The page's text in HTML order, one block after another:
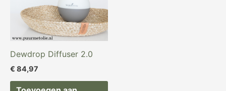
Dewdrop Diffuser 2.0
€ 84,97